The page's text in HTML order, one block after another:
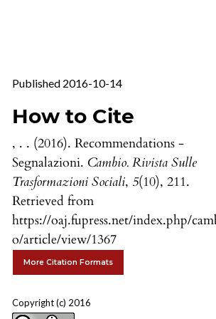
Published 2016-10-14
How to Cite
, . . (2016). Recommendations -
Segnalazioni. Cambio. Rivista Sulle
Trasformazioni Sociali, 5(10), 211.
Retrieved from
https://oaj.fupress.net/index.php/
o/article/view/1367
More Citation Formats
Copyright (c) 2016